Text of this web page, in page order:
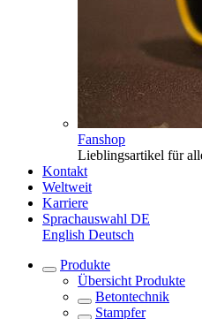
Fanshop
Lieblingsartikel für
Kontakt
Weltweit
Karriere
Sprachauswahl DE
English Deutsch
Produkte
Übersicht Produkte
Betontechnik
Stampfer